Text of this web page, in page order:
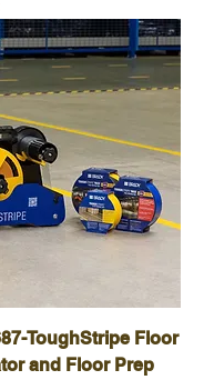
ToughStripe Floor
and Floor Prep